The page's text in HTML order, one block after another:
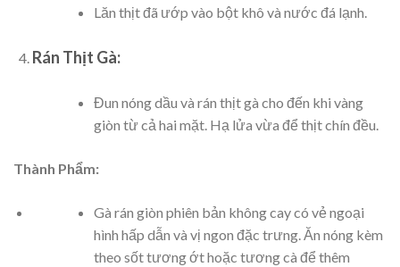
Lăn thịt đã ướp vào bột khô và nước đá lạnh.
Rán Thịt Gà:
Đun nóng dầu và rán thịt gà cho đến khi vàng
giòn từ cả hai mặt. Hạ lửa vừa để thịt chín đều.
Thành Phẩm:
Gà rán giòn phiên bản không cay có vẻ ngoại
hình hấp dẫn và vị ngon đặc trưng. Ăn nóng kèm
theo sốt tương ớt hoặc tương cà để thêm